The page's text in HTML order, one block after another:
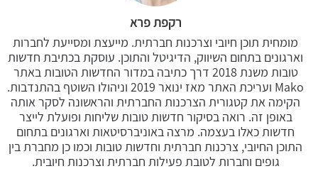
רקפת פרא
מומחית תוכן חיובי וצרכנות חברתית. מייעצת ומסייעת לחברות
וארגונים בתחום השיווק, הדיגיטל והתוכן. עוסקת בכתיבת חדשות
טובות משנת 2018 דרך כתיבה במדור החדשות הטובות באתר
Mako ועריכת האתר מאז ינואר 2019 וניהולו השוטף בהתנדבות.
הקימה את קטגורית הצרכנות החברתית והראשונה לסקר אותה
באופן זה. רואה בסיקור חדשות טובות שליחות ופועלת לייצר
חדשות כאלו בעצמה. מרצה באוניברסיטאות וארגונים בתחום
התוכן החיובי, צרכנות חברתית וחדשות טובות וכמו כן מחברת בין
גופים וחברות לטובת פעילות חברתית וצרכנות חיובית.